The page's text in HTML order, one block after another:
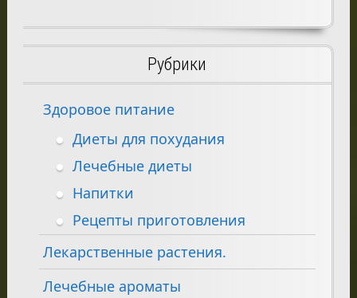
Рубрики
Здоровое питание
Диеты для похудания
Лечебные диеты
Напитки
Рецепты приготовления
Лекарственные растения.
Лечебные ароматы